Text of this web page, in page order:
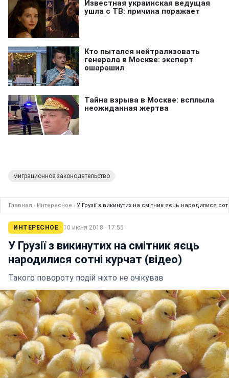
миграционное законодательство
Главная › Интересное › У Грузії з викинутих на смітник яєць народилися
ИНТЕРЕСНОЕ 10 июня 2018 · 17:55
У Грузії з викинутих на смітник яєць
народилися сотні курчат (відео)
Такого повороту подій ніхто не очікував